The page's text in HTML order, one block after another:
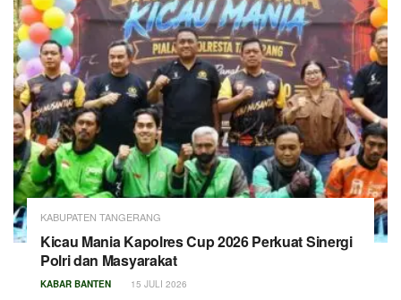
KABUPATEN TANGERANG
Kicau Mania Kapolres Cup 2026 Perkuat Sinergi
Polri dan Masyarakat
KABAR BANTEN 15 JULI 2026